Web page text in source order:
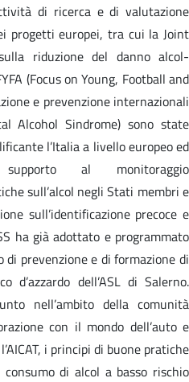
di ricerca e di valutazione
progetti europei, tra cui la Joint
riduzione del danno alcol-
(Focus on Young, Football and
e prevenzione internazionali
Alcohol Sindrome) sono state
l’Italia a livello europeo ed
al monitoraggio
sull’alcol negli Stati membri e
sull’identificazione precoce e
ha già adottato e programmato
di prevenzione e di formazione di
dell’ASL di Salerno.
nell’ambito della comunità
con il mondo dell’auto e
i principi di buone pratiche
di alcol a basso rischio